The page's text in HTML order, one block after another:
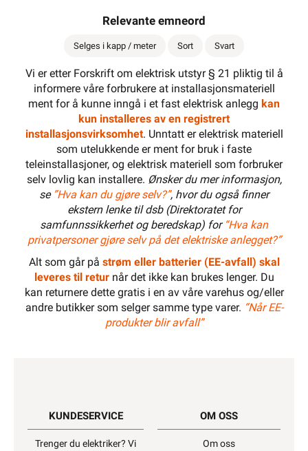
Relevante emneord
Selges i kapp / meter Sort Svart
Vi er etter Forskrift om elektrisk utstyr § 21 pliktig til å
informere våre forbrukere at installasjonsmateriell
ment for å kunne inngå i et fast elektrisk anlegg kan
kun installeres av en registrert
installasjonsvirksomhet. Unntatt er elektrisk materiell
som utelukkende er ment for bruk i faste
teleinstallasjoner, og elektrisk materiell som forbruker
selv lovlig kan installere. Ønsker du mer informasjon,
se ”Hva kan du gjøre selv?”, hvor du også finner
ekstern lenke til dsb (Direktoratet for
samfunnssikkerhet og beredskap) for “Hva kan
privatpersoner gjøre selv på det elektriske anlegget?”
Alt som går på strøm eller batterier (EE-avfall) skal
leveres til returnår det ikke kan brukes lenger. Du
kan returnere dette gratis i en av våre varehus og/eller
andre butikker som selger samme type varer. “Når EE-
produkter blir avfall”
KUNDESERVICE
Trenger du elektriker? Vi
OM OSS
Om oss